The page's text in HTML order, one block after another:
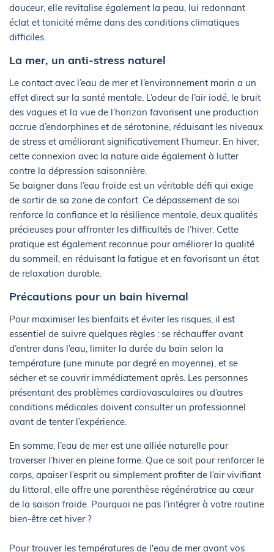
douceur, elle revitalise également la peau, lui redonnant
éclat et tonicité même dans des conditions climatiques
difficiles.
La mer, un anti-stress naturel
Le contact avec l’eau de mer et l’environnement marin a un
effet direct sur la santé mentale. L’odeur de l’air iodé, le bruit
des vagues et la vue de l’horizon favorisent une production
accrue d’endorphines et de sérotonine, réduisant les niveaux
de stress et améliorant significativement l’humeur. En hiver,
cette connexion avec la nature aide également à lutter
contre la dépression saisonnière.
Se baigner dans l’eau froide est un véritable défi qui exige
de sortir de sa zone de confort. Ce dépassement de soi
renforce la confiance et la résilience mentale, deux qualités
précieuses pour affronter les difficultés de l’hiver. Cette
pratique est également reconnue pour améliorer la qualité
du sommeil, en réduisant la fatigue et en favorisant un état
de relaxation durable.
Précautions pour un bain hivernal
Pour maximiser les bienfaits et éviter les risques, il est
essentiel de suivre quelques règles : se réchauffer avant
d’entrer dans l’eau, limiter la durée du bain selon la
température (une minute par degré en moyenne), et se
sécher et se couvrir immédiatement après. Les personnes
présentant des problèmes cardiovasculaires ou d’autres
conditions médicales doivent consulter un professionnel
avant de tenter l’expérience.
En somme, l’eau de mer est une alliée naturelle pour
traverser l’hiver en pleine forme. Que ce soit pour renforcer le
corps, apaiser l’esprit ou simplement profiter de l’air vivifiant
du littoral, elle offre une parenthèse régénératrice au cœur
de la saison froide. Pourquoi ne pas l’intégrer à votre routine
bien-être cet hiver ?
Pour trouver les températures de l'eau de mer avant vos